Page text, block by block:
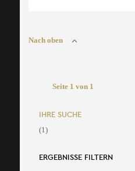
Nach oben
Seite 1 von 1
IHRE SUCHE
(1)
ERGEBNISSE FILTERN